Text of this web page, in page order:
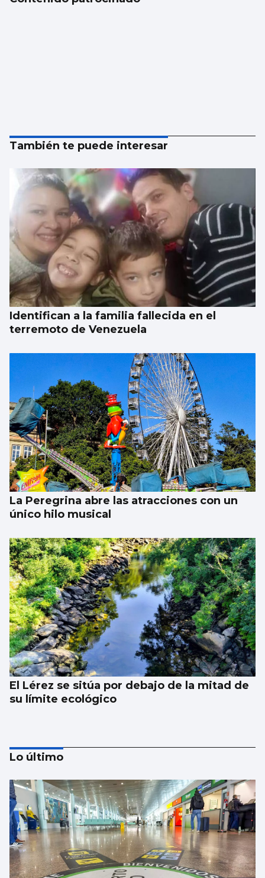
También te puede interesar
Identifican a la familia fallecida en el
terremoto de Venezuela
La Peregrina abre las atracciones con un
único hilo musical
El Lérez se sitúa por debajo de la mitad de
su límite ecológico
PONTEVEDRA
Lo último